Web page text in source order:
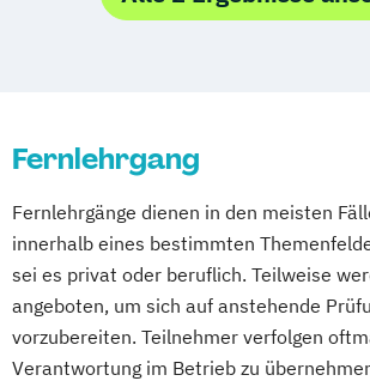
Tierheilpraktiker + Homöopathie
Tierheilpraktiker/-in mit
Fachrichtung
Villingen-Schwenningen
Kinderheilkunde
Tierheilpraktiker
Paracelsus
Fernlehrgang
Fernlehrgänge dienen in den meisten
innerhalb eines bestimmten
sei es privat oder beruflich. Teilweise
angeboten, um sich auf anstehende
vorzubereiten. Teilnehmer verfolgen
Verantwortung im Betrieb zu